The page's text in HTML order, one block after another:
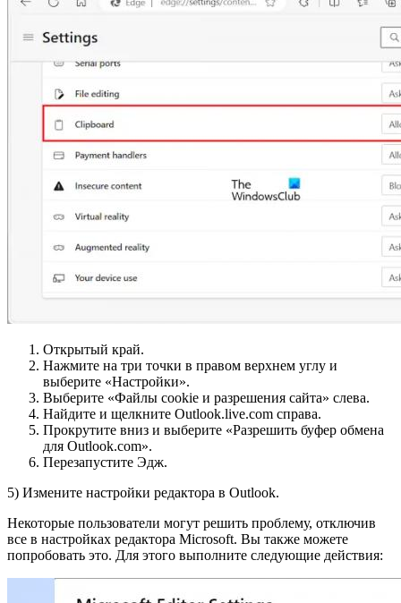
Открытый край.
Нажмите на три точки в правом верхнем углу и
выберите «Настройки».
Выберите «Файлы cookie и разрешения сайта» слева.
Найдите и щелкните Outlook.live.com справа.
Прокрутите вниз и выберите «Разрешить буфер обмена
для Outlook.com».
Перезапустите Эдж.
5) Измените настройки редактора в Outlook.
Некоторые пользователи могут решить проблему, отключив
все в настройках редактора Microsoft. Вы также можете
попробовать это. Для этого выполните следующие действия: